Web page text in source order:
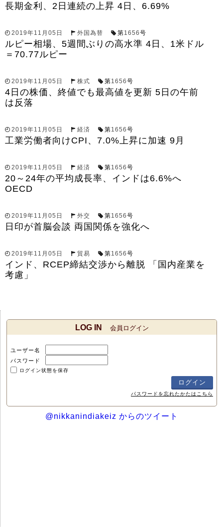
長期金利、2日連続の上昇 4日、6.69%
2019年11月05日 外国為替 第1656号
ルピー相場、5週間ぶりの高水準 4日、1米ドル
＝70.77ルピー
2019年11月05日 株式 第1656号
4日の株価、終値でも最高値を更新 5日の午前
は反落
2019年11月05日 経済 第1656号
工業労働者向けCPI、7.0%上昇に加速 9月
2019年11月05日 経済 第1656号
20～24年の平均成長率、インドは6.6%へ
OECD
2019年11月05日 外交 第1656号
日印が首脳会談 両国関係を強化へ
2019年11月05日 貿易 第1656号
インド、RCEP締結交渉から離脱 「国内産業を
考慮」
LOG IN 会員ログイン
ユーザー名
パスワード
ログイン状態を保存
パスワードを忘れたかたはこちら
@nikkanindiakeiz からのツイート